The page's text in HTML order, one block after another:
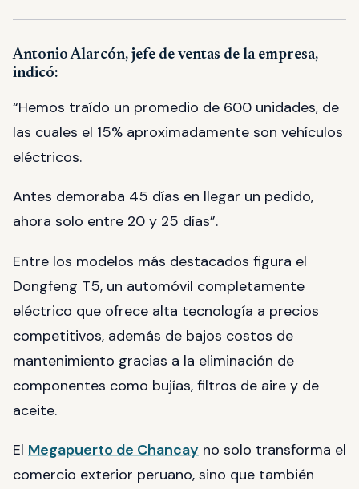
Antonio Alarcón, jefe de ventas de la empresa,
indicó:
“Hemos traído un promedio de 600 unidades, de
las cuales el 15% aproximadamente son vehículos
eléctricos.
Antes demoraba 45 días en llegar un pedido,
ahora solo entre 20 y 25 días”.
Entre los modelos más destacados figura el
Dongfeng T5, un automóvil completamente
eléctrico que ofrece alta tecnología a precios
competitivos, además de bajos costos de
mantenimiento gracias a la eliminación de
componentes como bujías, filtros de aire y de
aceite.
El Megapuerto de Chancay no solo transforma el
comercio exterior peruano, sino que también